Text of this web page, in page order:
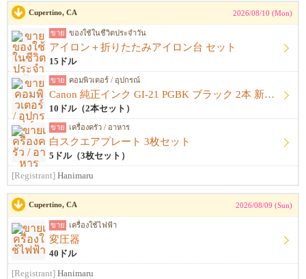
Cupertino, CA 2026/08/10 (Mon)
ขาย ของใช้ในชีวิตประจำวัน
アイロン＋折りたたみアイロン台 セット
15ドル
ขาย คอมพิวเตอร์ / อุปกรณ์
Canon 純正インク GI-21 PGBK ブラック 2本 新品未開封
10ドル（2本セット）
ขาย เครื่องครัว / อาหาร
白スクエアプレート 3枚セット
5ドル（3枚セット）
[Registrant] Hanimaru
Cupertino, CA 2026/08/09 (Sun)
ขาย เครื่องใช้ไฟฟ้า
変圧器
40ドル
[Registrant] Hanimaru